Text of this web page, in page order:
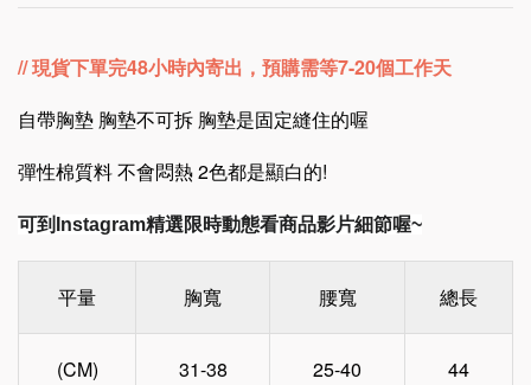
// 現貨下單完48小時內寄出 ，預購需等7-20個工作天
自帶胸墊 胸墊不可拆 胸墊是固定縫住的喔
彈性棉質料 不會悶熱 2色都是顯白的!
可到Instagram精選限時動態看商品影片細節喔~
平量 胸寬 腰寬 總長
(CM) 31-38 25-40 44